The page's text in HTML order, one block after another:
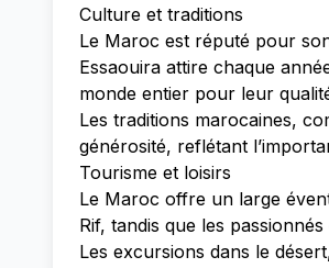
Culture et traditions
Le Maroc est réputé pour
Essaouira attire chaque
monde entier pour leur
Les traditions marocaines,
générosité, reflétant
Tourisme et loisirs
Le Maroc offre un large
Rif, tandis que les
Les excursions dans le